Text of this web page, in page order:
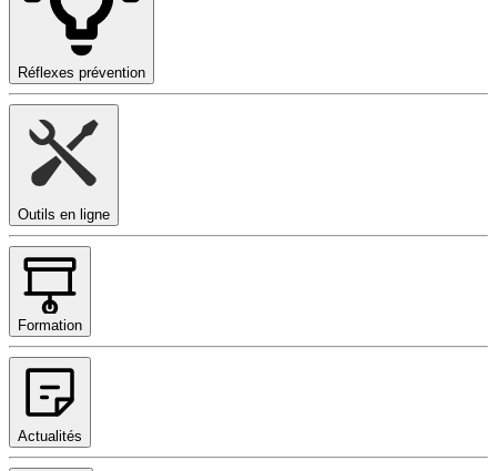
Réflexes prévention
Outils en ligne
Formation
Actualités